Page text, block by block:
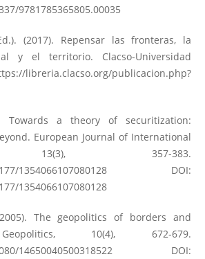
9781785365805.00035
(2017). Repensar las fronteras, la
y el territorio. Clacso-Universidad
libreria.clacso.org/publicacion.php?
Towards a theory of securitization:
European Journal of International
13(3), 357-383.
1354066107080128DOI:
1354066107080128
The geopolitics of borders and
10(4), 672-679.
14650040500318522 DOI: